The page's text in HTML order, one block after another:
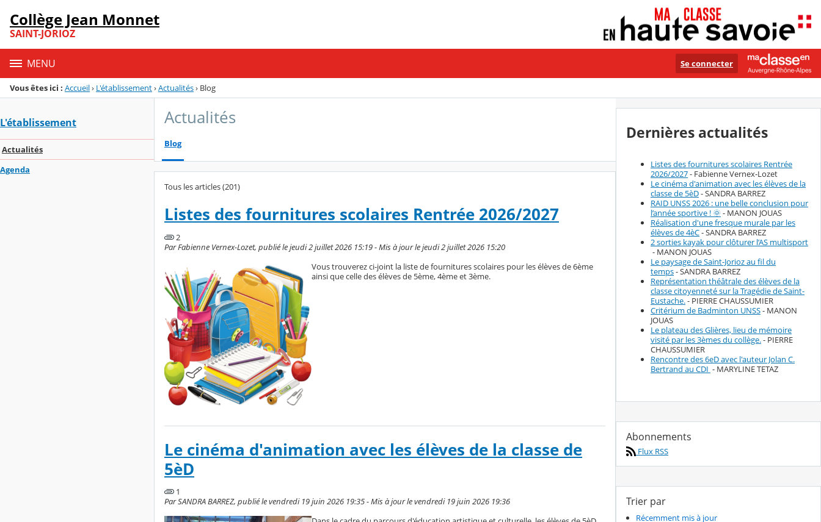
Menu de la rubrique
Contenu
Collège Jean Monnet
SAINT-JORIOZ
MENU Se connecter
Vous êtes ici : Accueil› L'établissement›Actualités› Blog
L'établissement
Actualités
Agenda
Actualités
Blog
Tous les articles (201)
Listes des fournitures scolaires Rentrée 2026/2027
2
Par Fabienne Vernex-Lozet, publié le jeudi 2 juillet 2026 15:19 - Mis à jour le jeudi 2 juillet 2026 15:20
Vous trouverez ci-joint la liste de fournitures scolaires pour les élèves de 6ème
ainsi que celle des élèves de 5ème, 4ème et 3ème.
Le cinéma d'animation avec les élèves de la classe de
5èD
1
Par SANDRA BARREZ, publié le vendredi 19 juin 2026 19:35 - Mis à jour le vendredi 19 juin 2026 19:36
Dernières actualités
Listes des fournitures scolaires Rentrée
2026/2027- Fabienne Vernex-Lozet
Le cinéma d'animation avec les élèves de la
classe de 5èD- SANDRA BARREZ
RAID UNSS 2026 : une belle conclusion pour
l’année sportive ! 🌞- MANON JOUAS
Réalisation d'une fresque murale par les
élèves de 4èC- SANDRA BARREZ
2 sorties kayak pour clôturer l’AS multisport
- MANON JOUAS
Le paysage de Saint-Jorioz au fil du
temps- SANDRA BARREZ
Représentation théâtrale des élèves de la
classe citoyenneté sur la Tragédie de Saint-
Eustache.- PIERRE CHAUSSUMIER
Critérium de Badminton UNSS- MANON
JOUAS
Le plateau des Glières, lieu de mémoire
visité par les 3èmes du collège.- PIERRE
CHAUSSUMIER
Rencontre des 6eD avec l'auteur Jolan C.
Bertrand au CDI - MARYLINE TETAZ
Abonnements
Flux RSS
Trier par
Récemment mis à jour